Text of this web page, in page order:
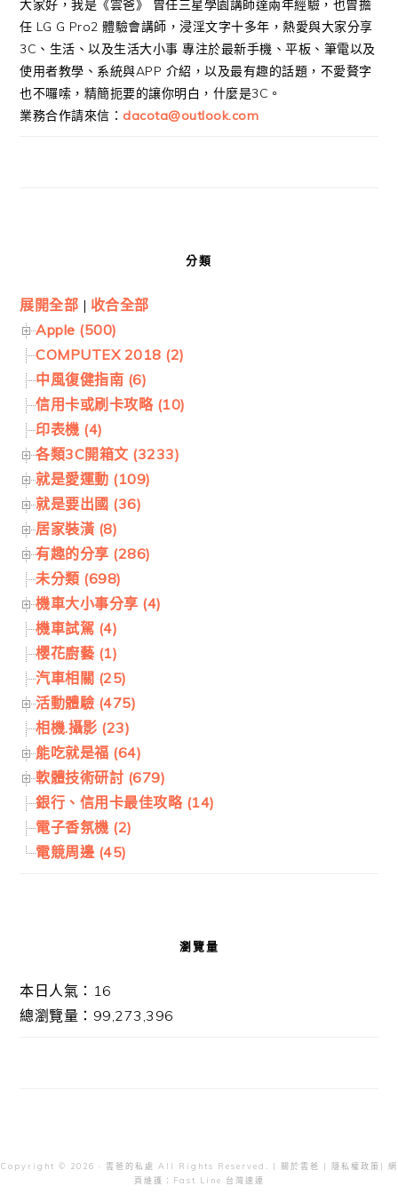
大家好，我是《雲爸》 曾任三星學園講師達兩年經驗，也曾擔
任 LG G Pro2 體驗會講師，浸淫文字十多年，熱愛與大家分享
3C、生活、以及生活大小事 專注於最新手機、平板、筆電以及
使用者教學、系統與APP 介紹，以及最有趣的話題，不愛贅字
也不囉嗦，精簡扼要的讓你明白，什麼是3C。
業務合作請來信： dacota@outlook.com
分類
展開全部 | 收合全部
Apple (500)
COMPUTEX 2018 (2)
中風復健指南 (6)
信用卡或刷卡攻略 (10)
印表機 (4)
各類3C開箱文 (3233)
就是愛運動 (109)
就是要出國 (36)
居家裝潢 (8)
有趣的分享 (286)
未分類 (698)
機車大小事分享 (4)
機車試駕 (4)
櫻花廚藝 (1)
汽車相關 (25)
活動體驗 (475)
相機.攝影 (23)
能吃就是福 (64)
軟體技術研討 (679)
銀行、信用卡最佳攻略 (14)
電子香氛機 (2)
電競周邊 (45)
瀏覽量
本日人氣：16
總瀏覽量：99,273,396
Copyright © 2026 · 雲爸的私處 All Rights Reserved. | 關於雲爸 | 隱私權政策 | 網
頁維護：
Fast Line 台灣速連